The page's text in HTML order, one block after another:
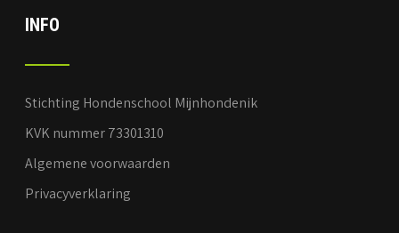
INFO
Stichting Hondenschool Mijnhondenik
KVK nummer 73301310
Algemene voorwaarden
Privacyverklaring